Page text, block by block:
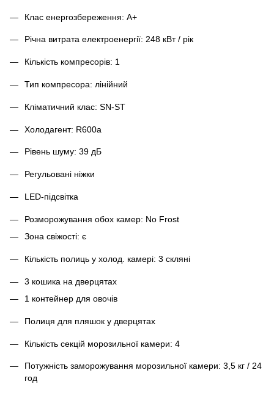
Клас енергозбереження: А+
Річна витрата електроенергії: 248 кВт / рік
Кількість компресорів: 1
Тип компресора: лінійний
Кліматичний клас: SN-ST
Холодагент: R600a
Рівень шуму: 39 дБ
Регульовані ніжки
LED-підсвітка
Розморожування обох камер: No Frost
Зона свіжості: є
Кількість полиць у холод. камері: 3 скляні
3 кошика на дверцятах
1 контейнер для овочів
Полиця для пляшок у дверцятах
Кількість секцій морозильної камери: 4
Потужність заморожування морозильної камери: 3,5 кг / 24
год